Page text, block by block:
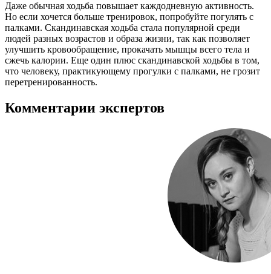
Даже обычная ходьба повышает каждодневную активность.
Но если хочется больше тренировок, попробуйте погулять с
палками. Скандинавская ходьба стала популярной среди
людей разных возрастов и образа жизни, так как позволяет
улучшить кровообращение, прокачать мышцы всего тела и
сжечь калории. Еще один плюс скандинавской ходьбы в том,
что человеку, практикующему прогулки с палками, не грозит
перетренированность.
Комментарии экспертов